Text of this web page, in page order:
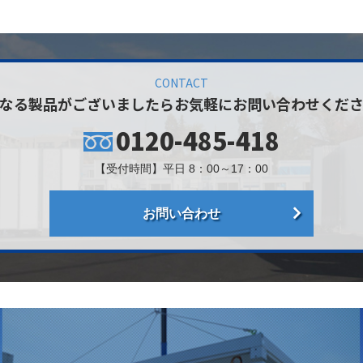
CONTACT
る製品がございましたらお気軽にお問い合わせくだ
0120-485-418
【受付時間】平日 8：00～17：00
お問い合わせ